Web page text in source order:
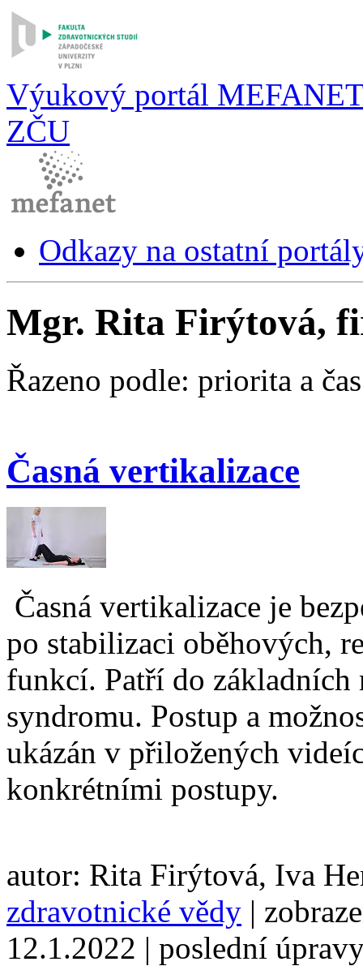
Výukový portál
ZČU
Odkazy na ostatní
Mgr. Rita Firýtová,
Řazeno podle: priorita a
Časná vertikalizace
Časná vertikalizace je
po stabilizaci oběhových,
funkcí. Patří do
syndromu. Postup a
ukázán v přiložených
konkrétními postupy.
autor: Rita Firýtová, Iva
zdravotnické vědy |
12.1.2022 | poslední